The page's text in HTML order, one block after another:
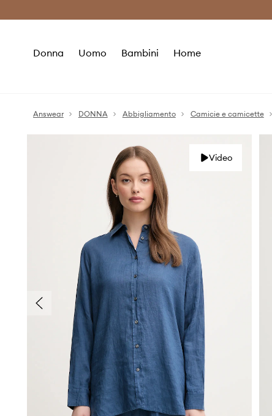
Risparmia
Donna Uomo Bambini Home
Answear DONNA Abbigliamento Camicie e camicette
Video